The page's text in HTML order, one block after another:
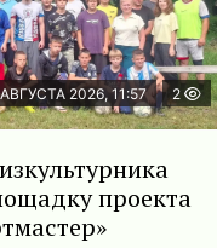
2026, 11:57 2
проекта